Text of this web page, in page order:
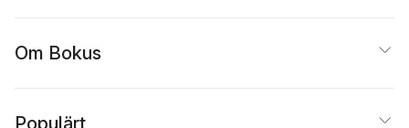
Om Bokus
Populärt